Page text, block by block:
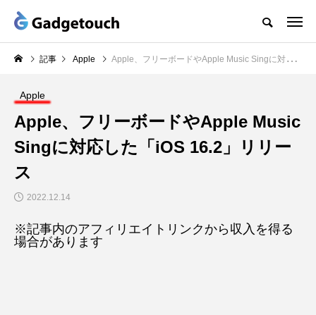
記事 Apple Apple、フリーボードやApple Music Singに対応した「iOS 16.2」リリース
Apple
Apple、フリーボードやApple Music
Singに対応した「iOS 16.2」リリー
ス
2022.12.14
※記事内のアフィリエイトリンクから収入を得る
場合があります